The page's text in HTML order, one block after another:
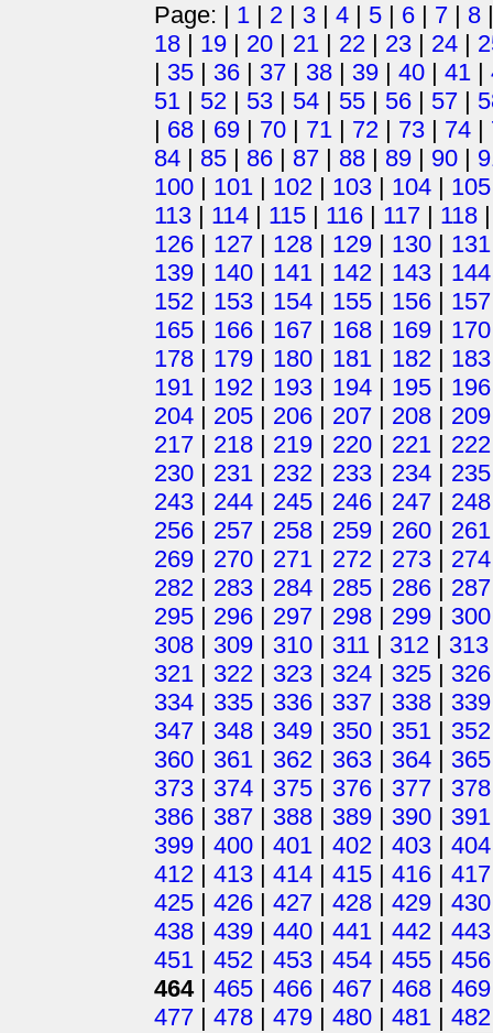
Page: | 1 | 2 | 3 | 4 | 5 | 6 | 7 | 8
18 | 19 | 20 | 21 | 22 | 23 | 24 |
| 35 | 36 | 37 | 38 | 39 | 40 | 41 |
51 | 52 | 53 | 54 | 55 | 56 | 57 |
| 68 | 69 | 70 | 71 | 72 | 73 | 74 |
84 | 85 | 86 | 87 | 88 | 89 | 90 |
100 | 101 | 102 | 103 | 104 | 105
113 | 114 | 115 | 116 | 117 | 118
126 | 127 | 128 | 129 | 130 | 131
139 | 140 | 141 | 142 | 143 | 144
152 | 153 | 154 | 155 | 156 | 157
165 | 166 | 167 | 168 | 169 | 170
178 | 179 | 180 | 181 | 182 | 183
191 | 192 | 193 | 194 | 195 | 196
204 | 205 | 206 | 207 | 208 | 209
217 | 218 | 219 | 220 | 221 | 222
230 | 231 | 232 | 233 | 234 | 235
243 | 244 | 245 | 246 | 247 | 248
256 | 257 | 258 | 259 | 260 | 261
269 | 270 | 271 | 272 | 273 | 274
282 | 283 | 284 | 285 | 286 | 287
295 | 296 | 297 | 298 | 299 | 300
308 | 309 | 310 | 311 | 312 | 313
321 | 322 | 323 | 324 | 325 | 326
334 | 335 | 336 | 337 | 338 | 339
347 | 348 | 349 | 350 | 351 | 352
360 | 361 | 362 | 363 | 364 | 365
373 | 374 | 375 | 376 | 377 | 378
386 | 387 | 388 | 389 | 390 | 391
399 | 400 | 401 | 402 | 403 | 404
412 | 413 | 414 | 415 | 416 | 417
425 | 426 | 427 | 428 | 429 | 430
438 | 439 | 440 | 441 | 442 | 443
451 | 452 | 453 | 454 | 455 | 456
464| 465 | 466 | 467 | 468 | 469
477 | 478 | 479 | 480 | 481 | 482